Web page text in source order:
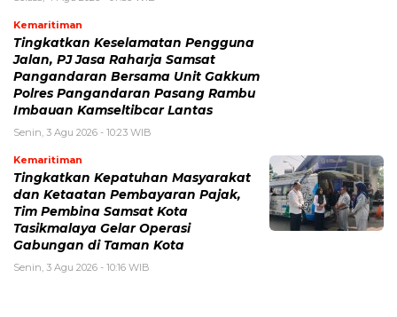
Kemaritiman
Tingkatkan Keselamatan Pengguna
Jalan, PJ Jasa Raharja Samsat
Pangandaran Bersama Unit Gakkum
Polres Pangandaran Pasang Rambu
Imbauan Kamseltibcar Lantas
Senin, 3 Agu 2026 - 10:23 WIB
Kemaritiman
Tingkatkan Kepatuhan Masyarakat
dan Ketaatan Pembayaran Pajak,
Tim Pembina Samsat Kota
Tasikmalaya Gelar Operasi
Gabungan di Taman Kota
Senin, 3 Agu 2026 - 10:16 WIB